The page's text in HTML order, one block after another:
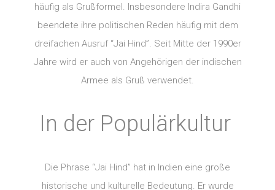
häufig als Grußformel. Insbesondere Indira Gandhi
beendete ihre politischen Reden häufig mit dem
dreifachen Ausruf “Jai Hind”. Seit Mitte der 1990er
Jahre wird er auch von Angehörigen der indischen
Armee als Gruß verwendet.
In der Populärkultur
Die Phrase “Jai Hind” hat in Indien eine große
historische und kulturelle Bedeutung. Er wurde